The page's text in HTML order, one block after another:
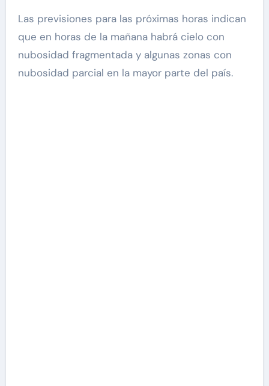
Las previsiones para las próximas horas indican
que en horas de la mañana habrá cielo con
nubosidad fragmentada y algunas zonas con
nubosidad parcial en la mayor parte del país.